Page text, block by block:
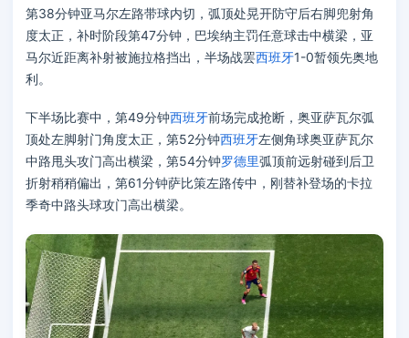
第38分钟亚马尔左路带球内切，弧顶处晃开防守后右脚兜射角
度太正，补时阶段第47分钟，巴埃纳主罚任意球击中横梁，亚
马尔近距离补射被施拉格挡出，半场战罢西班牙1-0暂领先奥地
利。
下半场比赛中，第49分钟西班牙前场完成抢断，奥亚萨瓦尔弧
顶处左脚射门角度太正，第52分钟西班牙左侧角球奥亚萨瓦尔
中路甩头攻门高出横梁，第54分钟罗德里弧顶前远射碰到后卫
折射稍稍偏出，第61分钟萨比策左路传中，刚替补登场的卡拉
季奇中路头球攻门高出横梁。